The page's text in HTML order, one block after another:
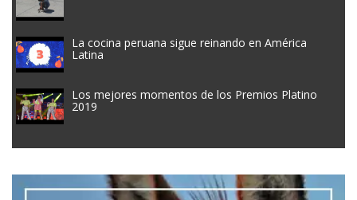
La cocina peruana sigue reinando en América
Latina
Los mejores momentos de los Premios Platino
2019